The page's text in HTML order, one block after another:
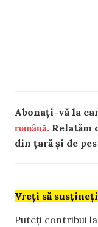
Abonați-vă la
română. Relatăm
din țară și de
Vreți să susțineți
Puteți contribui